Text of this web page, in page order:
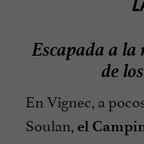
Tarjetas de Crédito
Vista sobre la
Escapada a
de
En Vignec, a
Soulan, el